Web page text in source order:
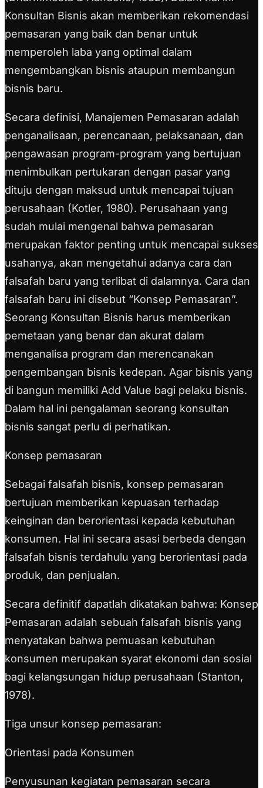
Konsultan Bisnis akan memberikan rekomendasi
pemasaran yang baik dan benar untuk
memperoleh laba yang optimal dalam
mengembangkan bisnis ataupun membangun
bisnis baru.
Secara definisi, Manajemen Pemasaran adalah
penganalisaan, perencanaan, pelaksanaan, dan
pengawasan program-program yang bertujuan
menimbulkan pertukaran dengan pasar yang
dituju dengan maksud untuk mencapai tujuan
perusahaan (Kotler, 1980). Perusahaan yang
sudah mulai mengenal bahwa pemasaran
merupakan faktor penting untuk mencapai sukses
usahanya, akan mengetahui adanya cara dan
falsafah baru yang terlibat di dalamnya. Cara dan
falsafah baru ini disebut “Konsep Pemasaran”.
Seorang Konsultan Bisnis harus memberikan
pemetaan yang benar dan akurat dalam
menganalisa program dan merencanakan
pengembangan bisnis kedepan. Agar bisnis yang
di bangun memiliki Add Value bagi pelaku bisnis.
Dalam hal ini pengalaman seorang konsultan
bisnis sangat perlu di perhatikan.
Konsep pemasaran
Sebagai falsafah bisnis, konsep pemasaran
bertujuan memberikan kepuasan terhadap
keinginan dan berorientasi kepada kebutuhan
konsumen. Hal ini secara asasi berbeda dengan
falsafah bisnis terdahulu yang berorientasi pada
produk, dan penjualan.
Secara definitif dapatlah dikatakan bahwa: Konsep
Pemasaran adalah sebuah falsafah bisnis yang
menyatakan bahwa pemuasan kebutuhan
konsumen merupakan syarat ekonomi dan sosial
bagi kelangsungan hidup perusahaan (Stanton,
1978).
Tiga unsur konsep pemasaran:
Orientasi pada Konsumen
Penyusunan kegiatan pemasaran secara